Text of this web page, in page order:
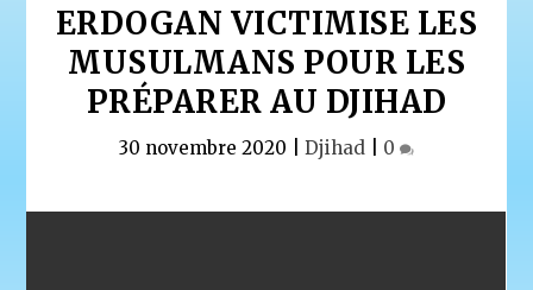
ERDOGAN VICTIMISE LES
MUSULMANS POUR LES
PRÉPARER AU DJIHAD
30 novembre 2020 Djihad 0